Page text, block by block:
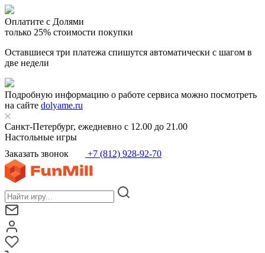
Оплатите с Долями
только 25% стоимости покупки
Оставшиеся три платежа спишутся автоматически с шагом в
две недели
Подробную информацию о работе сервиса можно посмотреть
на сайте dolyame.ru
Санкт-Петербург, ежедневно с 12.00 до 21.00
Настольные игры
Заказать звонок
+7 (812) 928-92-70